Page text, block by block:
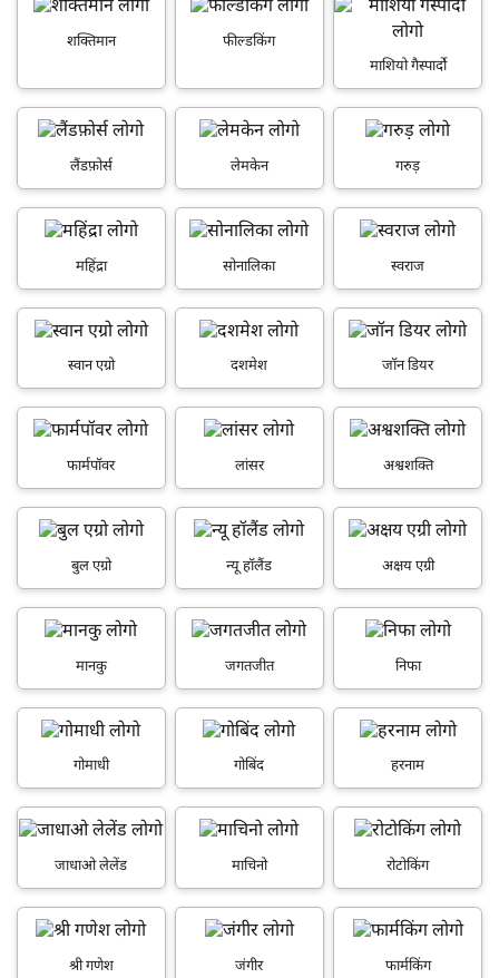
शक्तिमान
फील्डकिंग
माशियो गैस्पार्दो
लैंडफ़ोर्स लेमकेन गरुड़
महिंद्रा सोनालिका स्वराज
स्वान एग्रो दशमेश जॉन डियर
फार्मपॉवर लांसर अश्वशक्ति
बुल एग्रो न्यू हॉलैंड अक्षय एग्री
मानकु जगतजीत निफा
गोमाधी गोबिंद हरनाम
जाधाओ लेलेंड माचिनो रोटोकिंग
श्री गणेश जंगीर फार्मकिंग